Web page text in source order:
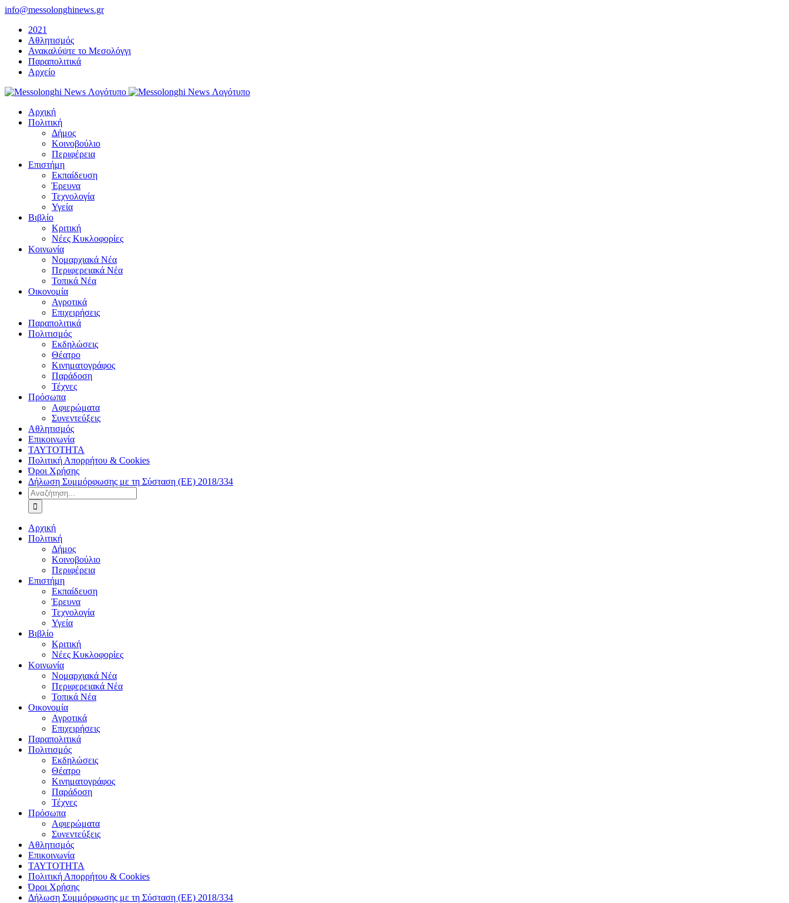
Μετάβαση
περιεχόμενο
info@messolonghinews.gr
2021
Αθλητισμός
Ανακαλύψτε το Μεσολόγγι
Παραπολιτικά
Αρχείο
Αρχική
Πολιτική
Δήμος
Κοινοβούλιο
Περιφέρεια
Επιστήμη
Εκπαίδευση
Έρευνα
Τεχνολογία
Υγεία
Βιβλίο
Κριτική
Νέες Κυκλοφορίες
Κοινωνία
Νομαρχιακά Νέα
Περιφερειακά Νέα
Τοπικά Νέα
Οικονομία
Αγροτικά
Επιχειρήσεις
Παραπολιτικά
Πολιτισμός
Εκδηλώσεις
Θέατρο
Κινηματογράφος
Παράδοση
Τέχνες
Πρόσωπα
Αφιερώματα
Συνεντεύξεις
Αθλητισμός
Επικοινωνία
ΤΑΥΤΟΤΗΤΑ
Πολιτική Απορρήτου & Cookies
Όροι Χρήσης
Δήλωση Συμμόρφωσης με τη Σύσταση (ΕΕ) 2018/334
Αναζήτηση
για:
Αρχική
Πολιτική
Δήμος
Κοινοβούλιο
Περιφέρεια
Επιστήμη
Εκπαίδευση
Έρευνα
Τεχνολογία
Υγεία
Βιβλίο
Κριτική
Νέες Κυκλοφορίες
Κοινωνία
Νομαρχιακά Νέα
Περιφερειακά Νέα
Τοπικά Νέα
Οικονομία
Αγροτικά
Επιχειρήσεις
Παραπολιτικά
Πολιτισμός
Εκδηλώσεις
Θέατρο
Κινηματογράφος
Παράδοση
Τέχνες
Πρόσωπα
Αφιερώματα
Συνεντεύξεις
Αθλητισμός
Επικοινωνία
ΤΑΥΤΟΤΗΤΑ
Πολιτική Απορρήτου & Cookies
Όροι Χρήσης
Δήλωση Συμμόρφωσης με τη Σύσταση (ΕΕ) 2018/334